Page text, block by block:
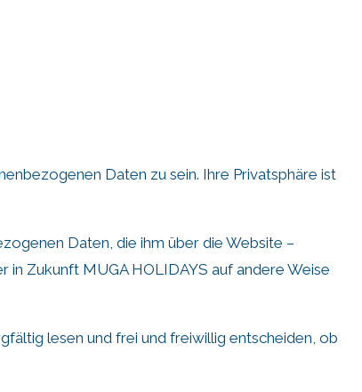
Daten zu sein. Ihre Privatsphäre ist
Daten, die ihm über die Website –
Zukunft MUGA HOLIDAYS auf andere Weise
lesen und frei und freiwillig entscheiden, ob